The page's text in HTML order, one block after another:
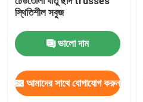
স্থিতিশীল সবুজ
ভালো দাম
আমাদের সাথে যোগাযোগ করুন